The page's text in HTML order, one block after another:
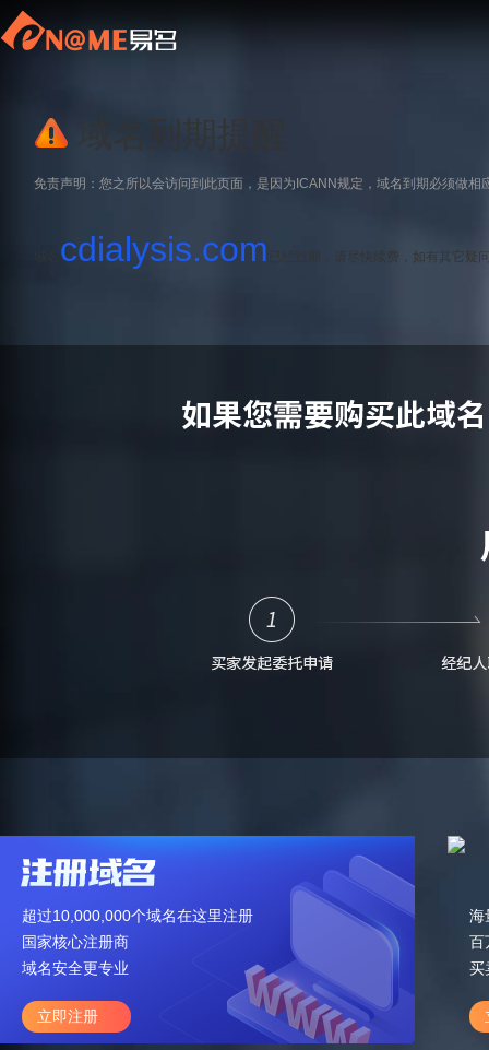
域名到期提醒
免责声明：您之所以会访问到此页面，是因为ICANN规定，域名到期必须做相
cdialysis.com 已经过期，请尽快续费，如有其它疑
超过10,000,000个域名在这里注册
国家核心注册商
域名安全更专业
立即注册
海
百
买